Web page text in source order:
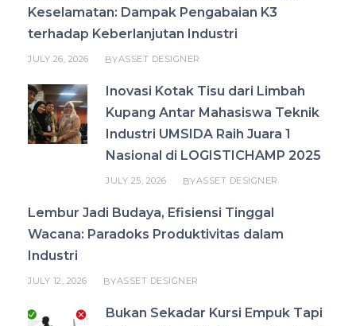
Keselamatan: Dampak Pengabaian K3
terhadap Keberlanjutan Industri
JULY 26, 2026 BYASSET DESIGNER
Inovasi Kotak Tisu dari Limbah
Kupang Antar Mahasiswa Teknik
Industri UMSIDA Raih Juara 1
Nasional di LOGISTICHAMP 2025
JULY 25, 2026 BYASSET DESIGNER
Lembur Jadi Budaya, Efisiensi Tinggal
Wacana: Paradoks Produktivitas dalam
Industri
JULY 12, 2026 BYASSET DESIGNER
Bukan Sekadar Kursi Empuk Tapi